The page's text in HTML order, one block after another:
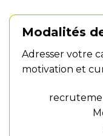
Modalités
Adresser votre
motivation et